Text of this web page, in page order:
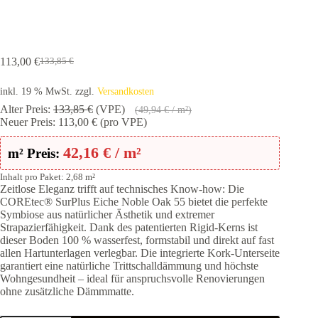
133,85€
Ursprünglicher
war:
133,85 €
113,00 €Aktueller
ist:
113,00 €.
inkl. 19 % MwSt. zzgl. Versandkosten
Alter Preis: 133,85€ (VPE) (49,94€/ m²)
Neuer Preis: 113,00 € (pro VPE)
m² Preis: 42,16 € / m²
Inhalt pro Paket: 2,68 m²
Zeitlose Eleganz trifft auf technisches Know-how: Die
COREtec® SurPlus Eiche Noble Oak 55 bietet die perfekte
Symbiose aus natürlicher Ästhetik und extremer
Strapazierfähigkeit. Dank des patentierten Rigid-Kerns ist
dieser Boden 100 % wasserfest, formstabil und direkt auf fast
allen Hartunterlagen verlegbar. Die integrierte Kork-Unterseite
garantiert eine natürliche Trittschalldämmung und höchste
Wohngesundheit – ideal für anspruchsvolle Renovierungen
ohne zusätzliche Dämmmatte.